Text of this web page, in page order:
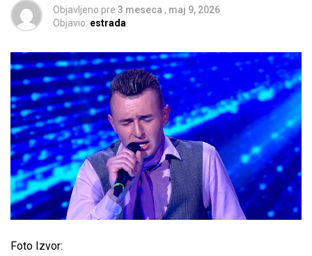
Objavljeno pre 3 meseca , maj 9, 2026
Objavio: estrada
Foto Izvor: